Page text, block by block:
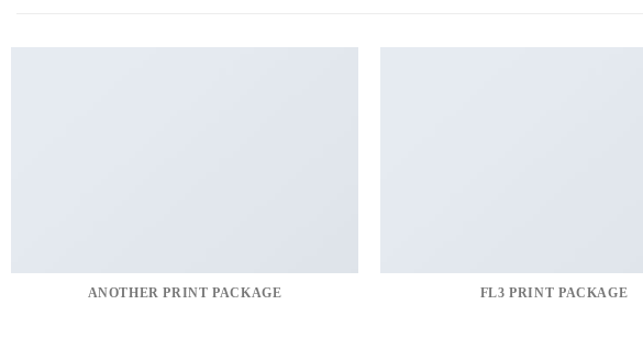
ANOTHER PRINT PACKAGE FL3 PRINT PACKAGE